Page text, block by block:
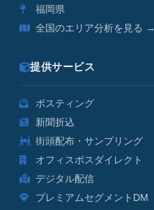
福岡県
全国のエリア分析を見る →
提供サービス
ポスティング
新聞折込
街頭配布・サンプリング
オフィスポスダイレクト
デジタル配信
プレミアムセグメントDM